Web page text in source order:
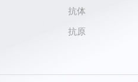
抗体
抗原